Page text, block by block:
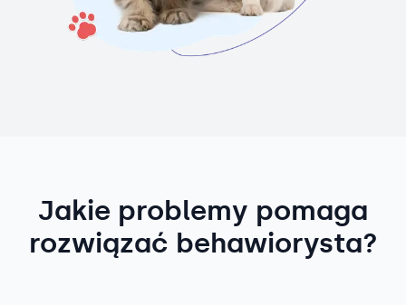
Jakie problemy pomaga
rozwiązać behawiorysta?